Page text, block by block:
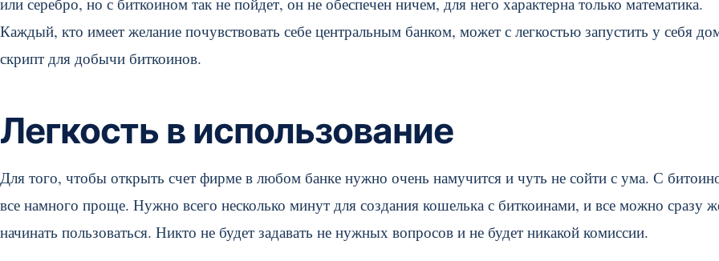
Каждый, кто имеет желание почувствовать себе центральным банком, может с легкостью запустить у себя
скрипт для добычи биткоинов.
Легкость в использование
Для того, чтобы открыть счет фирме в любом банке нужно очень намучится и чуть не сойти с ума. С
все намного проще. Нужно всего несколько минут для создания кошелька с биткоинами, и все можно сразу
начинать пользоваться. Никто не будет задавать не нужных вопросов и не будет никакой комиссии.